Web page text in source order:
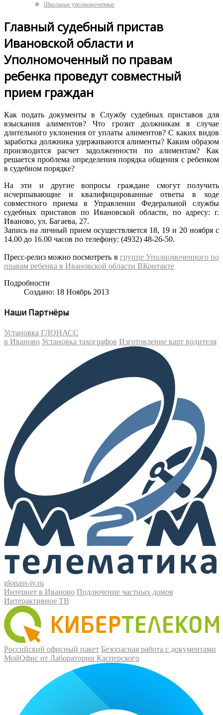
Школьные уполномоченные
Главный судебный пристав
Ивановской области и
Уполномоченный по правам
ребенка проведут совместный
прием граждан
Какподать документы в Службу судебных приставов для
взыскания
алиментов? Что грозит должникамвслучае
длительного уклонения от уплаты алиментов? С каких видов
заработка должника удерживаются алименты? Каким образом
производится
расчет задолженности по алиментам? Как
решается проблема определения порядка общения сребенком
в судебном порядке?
На эти и другие вопросы граждане смогут
получить
исчерпывающие и квалифицированные ответы входе
совместного
приема в Управлении Федеральной
службы
судебных приставов по Ивановской области, по адресу: г.
Иваново, ул. Багаева, 27.
Запись на личный прием осуществляется 18, 19 и 20 ноября с
14.00 до 16.00 часов по телефону: (4932) 48-26-50.
Пресс-релиз можно посмотреть в группе Уполномоченного по
правам ребенка в Ивановской области ВКонтакте
Подробности
Создано: 18 Ноябрь 2013
Наши Партнёры
Установка ГЛОНАСС
в Иваново Установка тахографов Изготовление карт водителя
glonass-iv.ru
Интернет в Иваново Подлючение частных домов
Интерактивное ТВ
Российский офисный пакет Безопасная работа с документами
МойОфис от Лаборатории Касперского